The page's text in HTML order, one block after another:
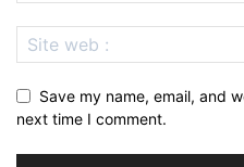
Save my name, email, and
next time I comment.